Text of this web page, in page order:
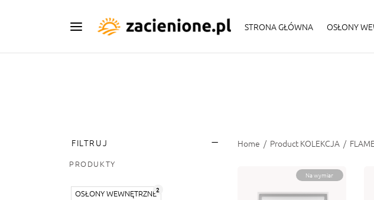
STRONA GŁÓWNA OSŁONY
FILTRUJ
PRODUKTY
2
OSŁONY WEWNĘTRZNE
Home / Product KOLEKCJA /
Na wymiar